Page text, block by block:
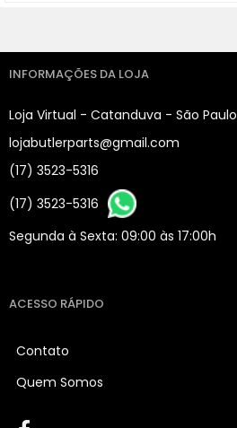
INFORMAÇÕES DA LOJA
Loja Virtual - Catanduva - São Paulo
lojabutlerparts@gmail.com
(17) 3523-5316
(17) 3523-5316
Segunda à Sexta: 09:00 às 17:00h
ACESSO RÁPIDO
Contato
Quem Somos